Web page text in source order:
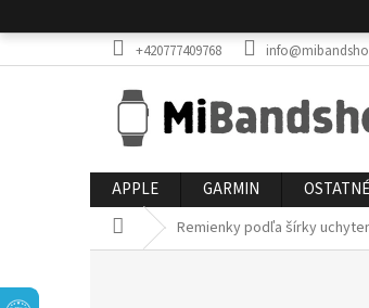
na
+420777409768
APPLE GARMIN
DomovRemienky podľa šírky